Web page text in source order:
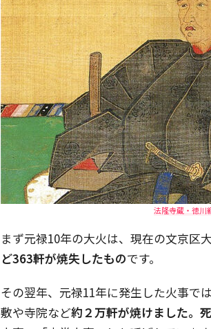
法隆寺蔵・徳川
まず元禄10年の大火は、現在の文京区
ど363軒が焼失したものです。
その翌年、元禄11年に発生した火事で
敷や寺院など約２万軒が焼けました。